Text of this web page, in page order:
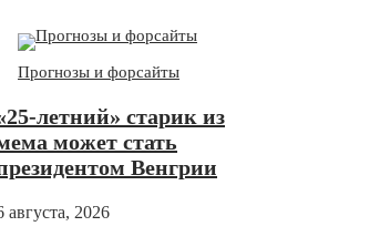
Прогнозы и форсайты
летний» старик из
может стать
Венгрии
августа, 2026